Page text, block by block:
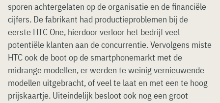
sporen achtergelaten op de organisatie en de financiële
cijfers. De fabrikant had productieproblemen bij de
eerste HTC One, hierdoor verloor het bedrijf veel
potentiële klanten aan de concurrentie. Vervolgens miste
HTC ook de boot op de smartphonemarkt met de
midrange modellen, er werden te weinig vernieuwende
modellen uitgebracht, of veel te laat en met een te hoog
prijskaartje. Uiteindelijk besloot ook nog een groot